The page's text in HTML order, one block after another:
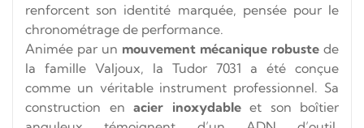
renforcent son identité marquée, pensée pour le
chronométrage de performance.
Animée par un mouvement mécanique robuste de
la famille Valjoux, la Tudor 7031 a été conçue
comme un véritable instrument professionnel. Sa
construction en acier inoxydableet son boîtier